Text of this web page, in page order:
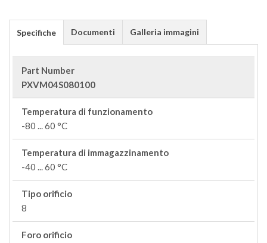
Specifiche Documenti Galleria immagini
Part Number
PXVM04S080100
Temperatura di funzionamento
-80 ... 60 °C
Temperatura di immagazzinamento
-40 ... 60 °C
Tipo orificio
8
Foro orificio